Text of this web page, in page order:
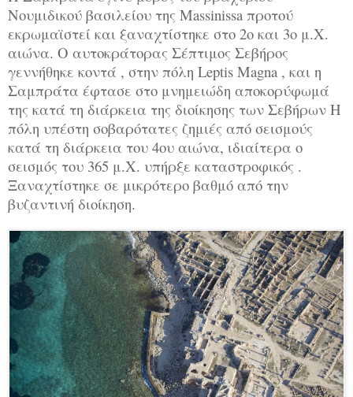
Νουμιδικού βασιλείου της Massinissa προτού
εκρωμαϊστεί και ξαναχτίστηκε στο 2ο και 3ο μ.Χ.
αιώνα. Ο αυτοκράτορας Σέπτιμος Σεβήρος
γεννήθηκε κοντά , στην πόλη Leptis Magna , και η
Σαμπράτα έφτασε στο μνημειώδη αποκορύφωμά
της κατά τη διάρκεια της διοίκησης των Σεβήρων Η
πόλη υπέστη σοβαρότατες ζημιές από σεισμούς
κατά τη διάρκεια του 4ου αιώνα, ιδιαίτερα ο
σεισμός του 365 μ.Χ. υπήρξε καταστροφικός .
Ξαναχτίστηκε σε μικρότερο βαθμό από την
βυζαντινή διοίκηση.